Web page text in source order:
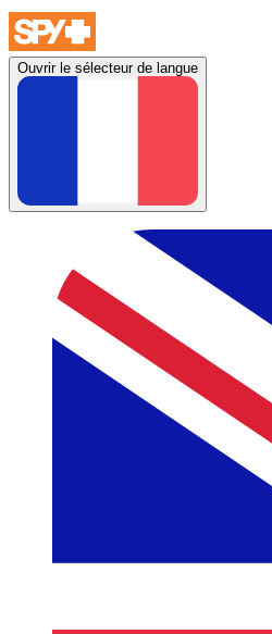
Ouvrir le sélecteur de langue